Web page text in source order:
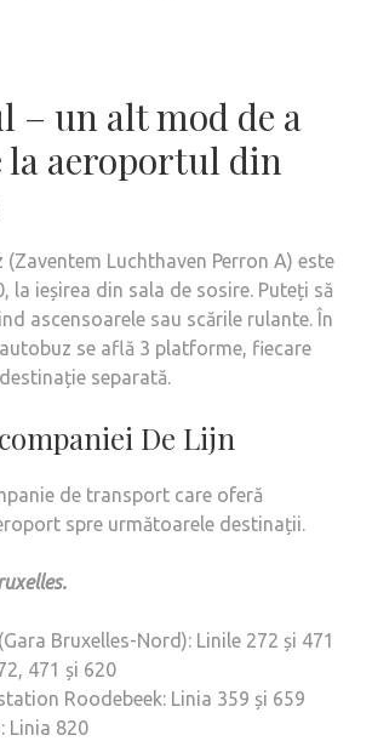
– un alt mod de a
la aeroportul din
Luchthaven Perron A) este
la ieșirea din sala de sosire. Puteți să
ascensoarele sau scările rulante. În
se află 3 platforme, fiecare
separată.
De Lijn
de transport care oferă
spre următoarele destinații.
Bruxelles-Nord): Linile 272 și 471
471 și 620
Roodebeek: Linia 359 și 659
Linia 820